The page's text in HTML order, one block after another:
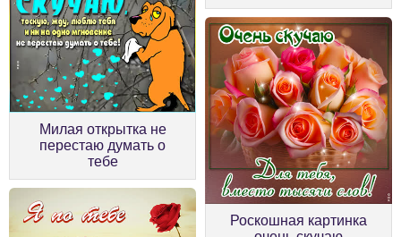
Милая открытка не
перестаю думать о
тебе
Роскошная картинка